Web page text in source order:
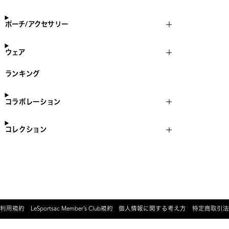
ポーチ/アクセサリー
ウェア
ランキング
コラボレーション
コレクション
利用規約 LeSportsac Member’s Club規約 個人情報に関する考え方 特定商取引